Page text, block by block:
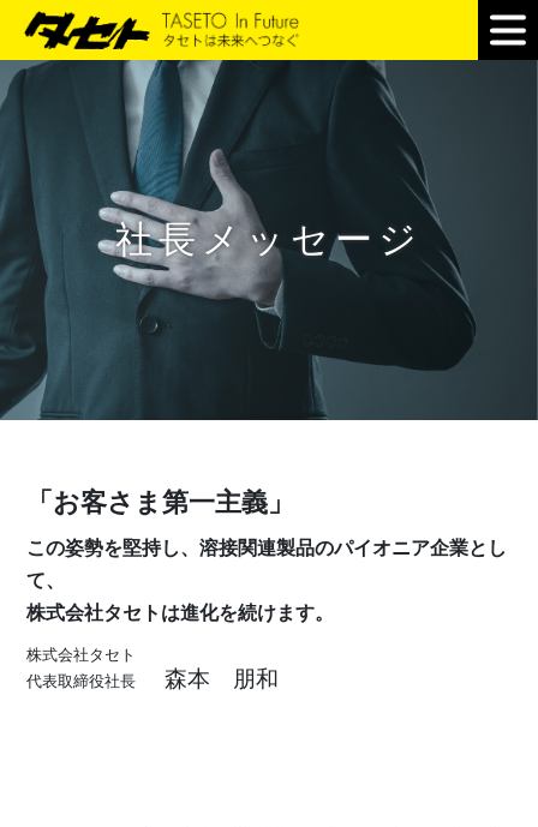
社長メッセージ
「お客さま第一主義」
この姿勢を堅持し、溶接関連製品のパイオニア企業とし
て、
株式会社タセトは進化を続けます。
株式会社タセト
代表取締役社長
森本 朋和